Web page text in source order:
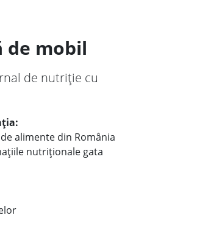
de mobil
de nutriție cu
alimente din România
nutriționale gata